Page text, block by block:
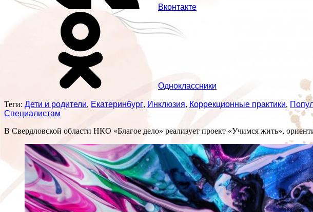
Вконтакте
Одноклассники
Теги: Дети и родители, Екатеринбург, Инклюзия, Коррекционные практики,
Специалистам
В Свердловской области НКО «Благое дело» реализует проект «Учимся жить»,